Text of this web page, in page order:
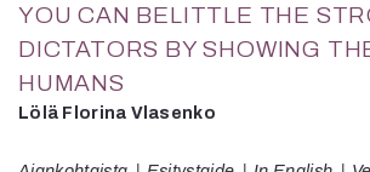
YOU CAN BELITTLE THE
DICTATORS BY SHOWING
HUMANS
Lölä Florina Vlasenko